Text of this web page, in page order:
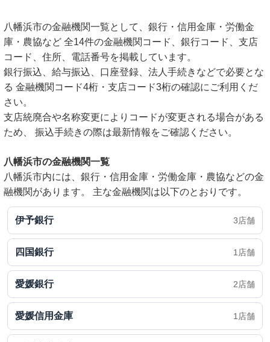
八幡浜市の金融機関一覧として、銀行・信用金庫・労働金
庫・農協など 全14件の金融機関コード、銀行コード、支店
コード、住所、電話番号を掲載しています。
銀行振込、給与振込、口座登録、法人手続きなどで必要とな
る 金融機関コード4桁・支店コード3桁の確認にご利用くだ
さい。
支店統廃合や名称変更によりコードが変更される場合がある
ため、 振込手続きの際は最新情報をご確認ください。
八幡浜市の金融機関一覧
八幡浜市内には、銀行・信用金庫・労働金庫・農協などの金
融機関があります。 主な金融機関は以下のとおりです。
伊予銀行 3店舗
四国銀行 1店舗
愛媛銀行 2店舗
愛媛信用金庫 1店舗